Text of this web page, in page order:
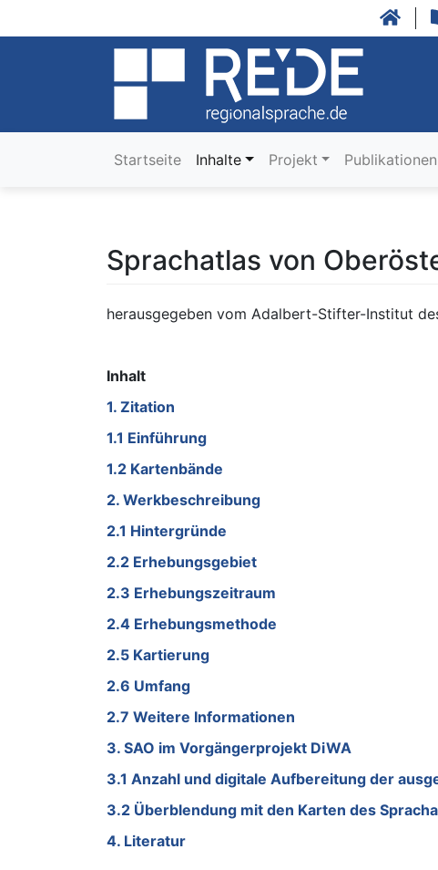
Startseite Inhalte Projekt Publikationen
Sprachatlas von
herausgegeben vom Adalbert-Stifter-Institut
Inhalt
1. Zitation
1.1 Einführung
1.2 Kartenbände
2. Werkbeschreibung
2.1 Hintergründe
2.2 Erhebungsgebiet
2.3 Erhebungszeitraum
2.4 Erhebungsmethode
2.5 Kartierung
2.6 Umfang
2.7 Weitere Informationen
3. SAO im Vorgängerprojekt DiWA
3.1 Anzahl und digitale Aufbereitung der
3.2 Überblendung mit den Karten des
4. Literatur